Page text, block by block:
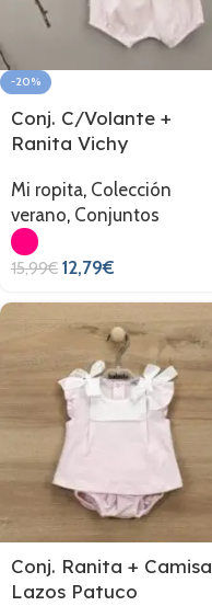
-20%
Conj. C/Volante +
Ranita Vichy
Mi ropita, Colección
verano, Conjuntos
15,99€ 12,79€
Conj. Ranita + Camisa
Lazos Patuco